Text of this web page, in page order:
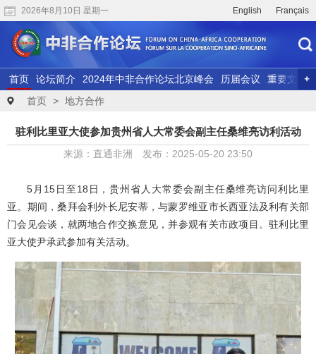
2026年8月10日 星期一 English Français
首页 论坛简介 2024年中非合作论坛北京峰会 历届会议
重要文献
联合研究
精彩视频
首页 > 地方合作
驻利比里亚大使参加贵州省人大常委会副主任桑维亮访利活动
来源：直通非洲 发布：2025-05-20 23:50
5月15日至18日，贵州省人大常委会副主任桑维亮访问利比里
亚。期间，桑拜会利外长尼安蒂，与蒙罗维亚市长西亚法及利有关部
门会见会谈，就两地合作交换意见，并参观有关市政项目。驻利比里
亚大使尹承武参加有关活动。